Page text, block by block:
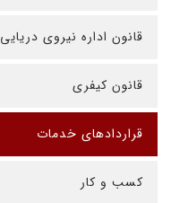
قانون اداره نیروی دریایی
قانون کیفری
قراردادهای خدمات
کسب و کار